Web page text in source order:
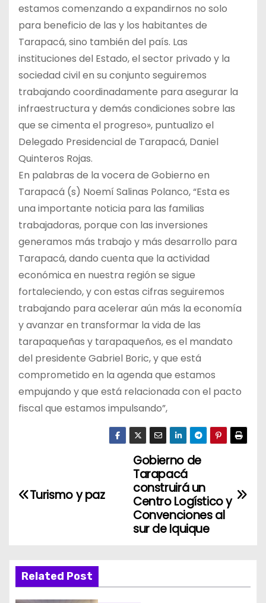
estamos comenzando a expandirnos no solo
para beneficio de las y los habitantes de
Tarapacá, sino también del país. Las
instituciones del Estado, el sector privado y la
sociedad civil en su conjunto seguiremos
trabajando coordinadamente para asegurar la
infraestructura y demás condiciones sobre las
que se cimenta el progreso», puntualizo el
Delegado Presidencial de Tarapacá, Daniel
Quinteros Rojas.
En palabras de la vocera de Gobierno en
Tarapacá (s) Noemí Salinas Polanco, “Esta es
una importante noticia para las familias
trabajadoras, porque con las inversiones
generamos más trabajo y más desarrollo para
Tarapacá, dando cuenta que la actividad
económica en nuestra región se sigue
fortaleciendo, y con estas cifras seguiremos
trabajando para acelerar aún más la economía
y avanzar en transformar la vida de las
tarapaqueñas y tarapaqueños, es el mandato
del presidente Gabriel Boric, y que está
comprometido en la agenda que estamos
empujando y que está relacionada con el pacto
fiscal que estamos impulsando”,
a
g
a
Gobierno de
Tarapacá
construirá un
Centro Logístico y
Convenciones al
sur de Iquique
Turismo y paz
Related Post